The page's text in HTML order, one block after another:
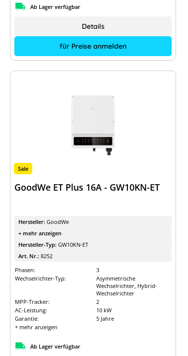
Ab Lager verfügbar
für Preise anmelden
Details
Sale
GoodWe ET Plus 16A - GW10KN-ET
Hersteller: GoodWe
+ mehr anzeigen
Hersteller-Typ: GW10KN-ET
Art. Nr.: 8252
Phasen:
3
Wechselrichter-Typ:
Asymmetrische
Wechselrichter, Hybrid-
Wechselrichter
MPP-Tracker:
2
AC-Leistung:
10 kW
Garantie:
5 Jahre
+ mehr anzeigen
Ab Lager verfügbar